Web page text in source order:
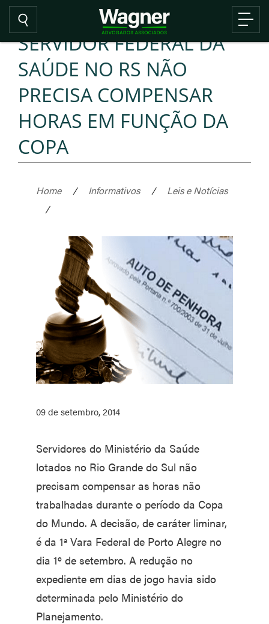
SERVIDOR FEDERAL DA
SAÚDE NO RS NÃO
PRECISA COMPENSAR
HORAS EM FUNÇÃO DA
COPA
Home / Informativos /
Leis e Notícias
/
09 de setembro, 2014
Servidores do Ministério da Saúde
lotados no Rio Grande do Sul não
precisam compensar as horas não
trabalhadas durante o período da Copa
do Mundo. A decisão, de caráter liminar,
é da 1ª Vara Federal de Porto Alegre no
dia 1º de setembro. A redução no
expediente em dias de jogo havia sido
determinada pelo Ministério do
Planejamento.